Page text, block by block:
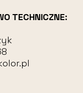
TECHNICZNE: